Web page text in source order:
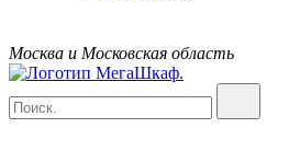
Москва и Московская область